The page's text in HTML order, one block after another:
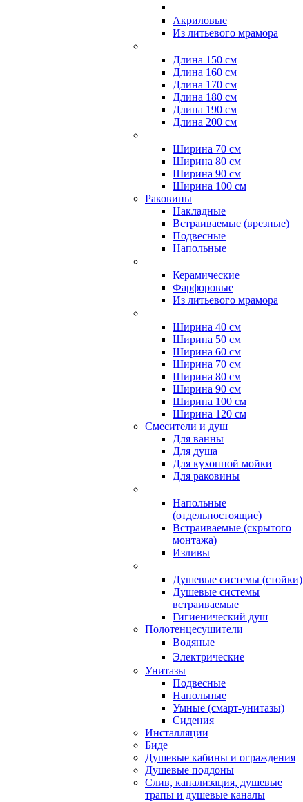
Акриловые
Из литьевого мрамора
Длина 150 см
Длина 160 см
Длина 170 см
Длина 180 см
Длина 190 см
Длина 200 см
Ширина 70 см
Ширина 80 см
Ширина 90 см
Ширина 100 см
Раковины
Накладные
Встраиваемые (врезные)
Подвесные
Напольные
Керамические
Фарфоровые
Из литьевого мрамора
Ширина 40 см
Ширина 50 см
Ширина 60 см
Ширина 70 см
Ширина 80 см
Ширина 90 см
Ширина 100 см
Ширина 120 см
Смесители и душ
Для ванны
Для душа
Для кухонной мойки
Для раковины
Напольные
(отдельностоящие)
Встраиваемые (скрытого
монтажа)
Изливы
Душевые системы (стойки)
Душевые системы
встраиваемые
Гигиенический душ
Полотенцесушители
ㅤВодяные
ㅤЭлектрические
Унитазы
Подвесные
Напольные
Умные (смарт-унитазы)
Сидения
Инсталляции
Биде
Душевые кабины и ограждения
Душевые поддоны
Слив, канализация, душевые
трапы и душевые каналы